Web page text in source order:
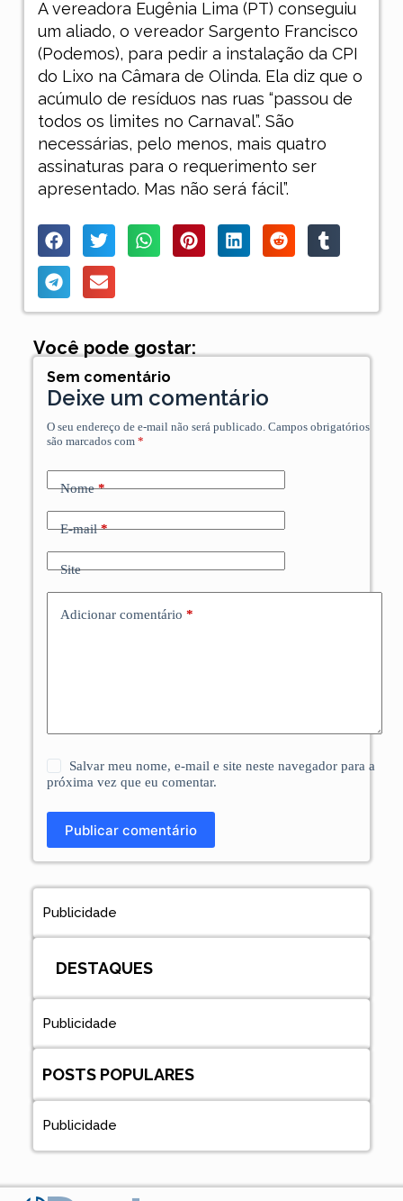
A vereadora Eugênia Lima (PT) conseguiu
um aliado, o vereador Sargento Francisco
(Podemos), para pedir a instalação da CPI
do Lixo na Câmara de Olinda. Ela diz que o
acúmulo de resíduos nas ruas “passou de
todos os limites no Carnaval”. São
necessárias, pelo menos, mais quatro
assinaturas para o requerimento ser
apresentado. Mas não será fácil”.
Você pode gostar:
Sem comentário
Deixe um comentário
O seu endereço de e-mail não será publicado. Campos obrigatórios
são marcados com *
Nome*
E-mail*
Site
Adicionar comentário *
Salvar meu nome, e-mail e site neste navegador para a
próxima vez que eu comentar.
Publicar comentário
Publicidade
DESTAQUES
Publicidade
POSTS POPULARES
Publicidade